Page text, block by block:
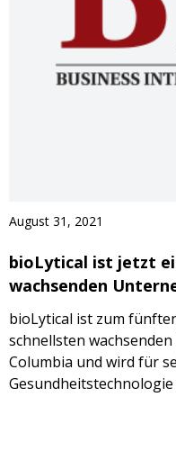
August 31, 2021
bioLytical ist jetzt
wachsenden
bioLytical ist zum
schnellsten
Columbia und wird für